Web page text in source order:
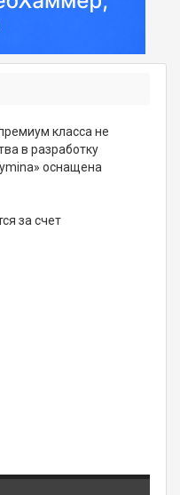
класса не
в разработку
оснащена
за счет